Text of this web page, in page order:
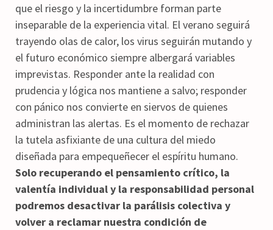
que el riesgo y la incertidumbre forman parte
inseparable de la experiencia vital. El verano seguirá
trayendo olas de calor, los virus seguirán mutando y
el futuro económico siempre albergará variables
imprevistas. Responder ante la realidad con
prudencia y lógica nos mantiene a salvo; responder
con pánico nos convierte en siervos de quienes
administran las alertas. Es el momento de rechazar
la tutela asfixiante de una cultura del miedo
diseñada para empequeñecer el espíritu humano.
Solo recuperando el pensamiento crítico, la
valentía individual y la responsabilidad personal
podremos desactivar la parálisis colectiva y
volver a reclamar nuestra condición de